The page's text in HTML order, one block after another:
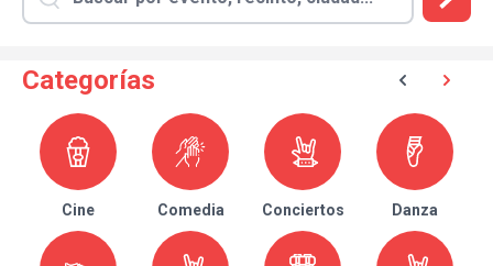
Categorías
Cine Comedia Conciertos Danza